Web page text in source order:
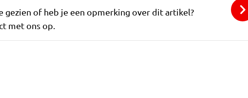
gezien of heb je een opmerking over dit artikel?
met ons op.